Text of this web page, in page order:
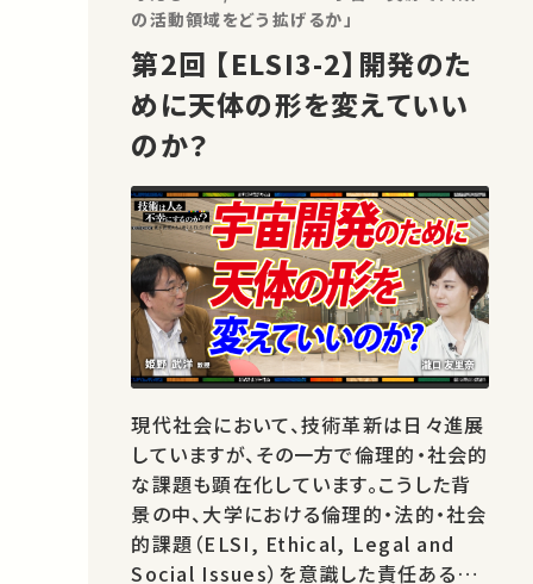
の活動領域をどう拡げるか」
第2回 【ELSI3-2】開発のた
めに天体の形を変えていい
のか？
現代社会において、技術革新は日々進展
していますが、その一方で倫理的・社会的
な課題も顕在化しています。こうした背
景の中、大学における倫理的・法的・社会
的課題（ELSI, Ethical, Legal and
Social Issues）を意識した責任ある研